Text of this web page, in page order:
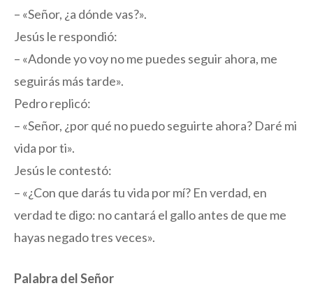
– «Señor, ¿a dónde vas?».
Jesús le respondió:
– «Adonde yo voy no me puedes seguir ahora, me
seguirás más tarde».
Pedro replicó:
– «Señor, ¿por qué no puedo seguirte ahora? Daré mi
vida por ti».
Jesús le contestó:
– «¿Con que darás tu vida por mí? En verdad, en
verdad te digo: no cantará el gallo antes de que me
hayas negado tres veces».
Palabra del Señor